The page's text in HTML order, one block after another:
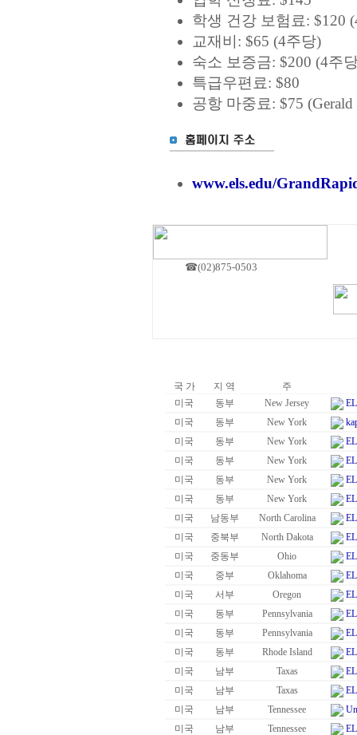
학생 건강 보험료: $120
교재비: $65 (4주당)
숙소 보증금: $200 (4주
특급우편료: $80
공항 마중료: $75
www.els.edu/
☎(02)875-0503
국 가 지 역
주
미국
동부 New Jersey
미국
동부 New York
미국
동부 New York
미국
동부 New York
미국
동부 New York
미국
동부 New York
미국
남동부 North Carolina
미국
중북부 North Dakota
미국
중동부 Ohio
미국
중부 Oklahoma
미국
서부 Oregon
미국
동부 Pennsylvania
미국
동부 Pennsylvania
미국
동부 Rhode Island
미국
남부 Taxas
미국
남부 Taxas
미국
남부 Tennessee
미국
남부 Tennessee